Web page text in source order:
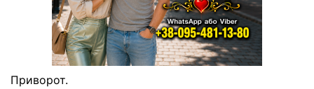
Приворот.